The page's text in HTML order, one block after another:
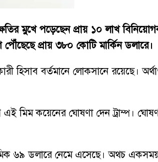
মুখে পড়েছেন প্রায় ১০ লাখ
প্রায় ৩৮০ কোটি মার্কিন ডলারে।
হিসাব বর্তমানে লোকসানে রয়েছে।
এই মিম কয়েনের ঘোষণা দেন
৬৯ ডলারে নেমে এসেছে। অথচ